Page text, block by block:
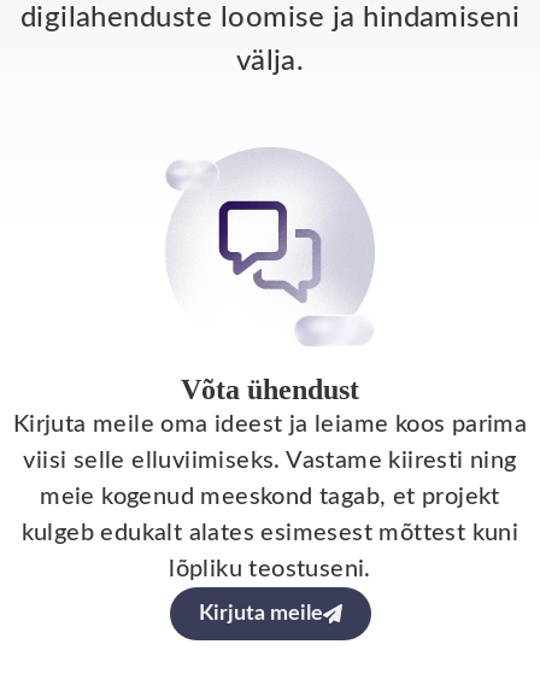
digilahenduste loomise ja hindamiseni
välja.
Võta ühendust
Kirjuta meile oma ideest ja leiame koos parima
viisi selle elluviimiseks. Vastame kiiresti ning
meie kogenud meeskond tagab, et projekt
kulgeb edukalt alates esimesest mõttest kuni
lõpliku teostuseni.
Kirjuta meile